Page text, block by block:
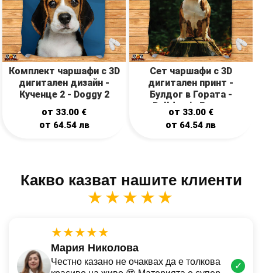
Комплект чаршафи с 3D
дигитален дизайн -
Кученце 2 - Doggy 2
от 33.00 €
от 64.54 лв
Сет чаршафи с 3D
дигитален принт -
Булдог в Гората -
Bulldog in Forest
от 33.00 €
от 64.54лв
Какво казват нашите клиенти
★★★★★
★★★★★
Мария Николова
Честно казано не очаквах да е толкова
✓